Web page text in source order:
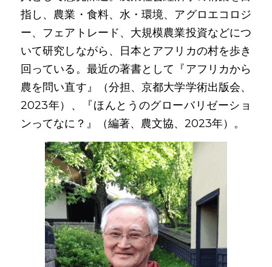
指し、農業・食料、水・環境、アグロエコロジ
ー、フェアトレード、大規模農業投資などにつ
いて研究しながら、日本とアフリカの村を歩き
回っている。最近の著書として『アフリカから
農を問い直す』（分担、京都大学学術出版会、
2023年）、『ほんとうのグローバリゼーショ
ンってなに？』（編著、農文協、2023年）。